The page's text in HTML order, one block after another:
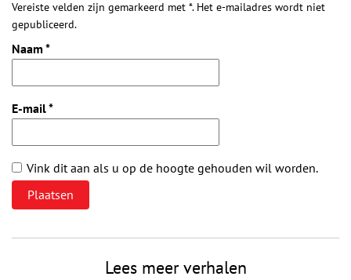
Vereiste velden zijn gemarkeerd met *. Het e-mailadres wordt niet
gepubliceerd.
Naam *
E-mail*
Vink dit aan als u op de hoogte gehouden wil worden.
Lees meer verhalen